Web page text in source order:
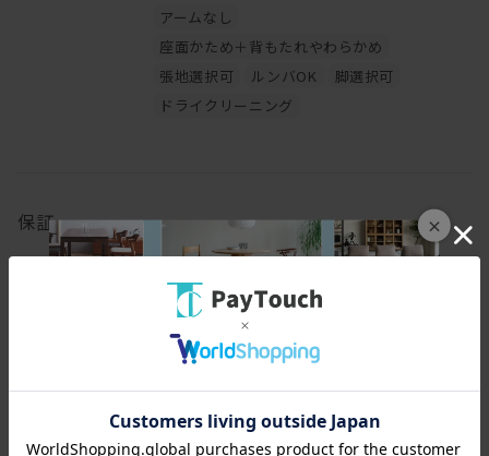
×
アームなし
座面かため＋背もたれやわらかめ
張地選択可
ルンバOK
脚選択可
ドライクリーニング
保証
より3年間の製品保証を致します。また製品に付属する照明やコン
セントなどの電気用品に関しましては、1年間の保証を致します。